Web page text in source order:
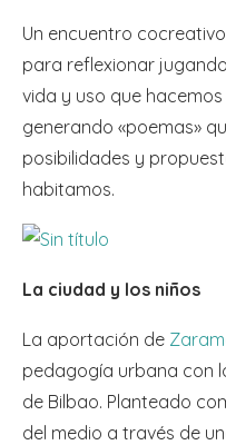
Un encuentro
para reflexionar
vida y uso que
generando «poemas»
posibilidades y
habitamos.
La ciudad y los niños
La aportación de
pedagogía urbana con
de Bilbao. Planteado
del medio a través de